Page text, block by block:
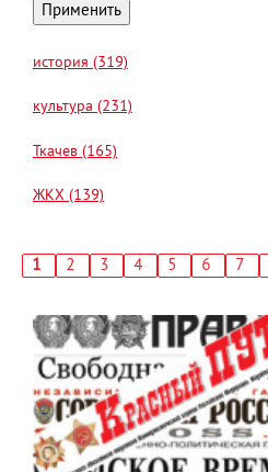
история (319)
культура (231)
Ткачев (165)
ЖКХ (139)
Текущая
1 Страница
2 Страница
3 Страница
4 Страница
5 Страница
6 7